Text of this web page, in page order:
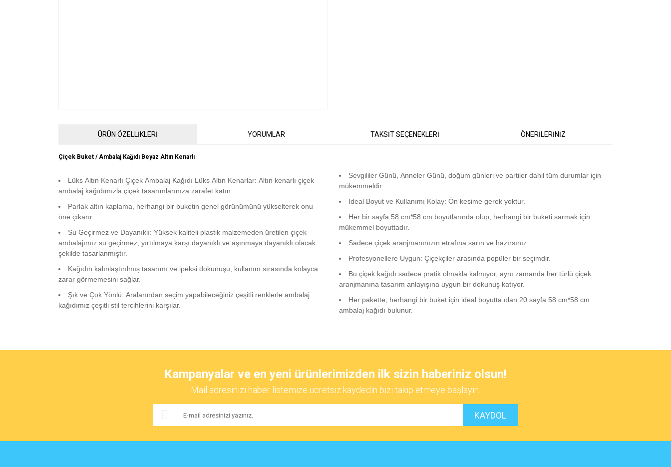
ÜRÜN ÖZELLİKLERİ YORUMLAR TAKSİT SEÇENEKLERİ ÖNERİLERİNİZ
Çiçek Buket / Ambalaj Kağıdı Beyaz Altın Kenarlı
Lüks Altın Kenarlı Çiçek Ambalaj Kağıdı Lüks Altın Kenarlar: Altın kenarlı çiçek
ambalaj kağıdımızla çiçek tasarımlarınıza zarafet katın.
Parlak altın kaplama, herhangi bir buketin genel görünümünü yükselterek onu
öne çıkarır.
Su Geçirmez ve Dayanıklı: Yüksek kaliteli plastik malzemeden üretilen çiçek
ambalajımız su geçirmez, yırtılmaya karşı dayanıklı ve aşınmaya dayanıklı olacak
şekilde tasarlanmıştır.
Kağıdın kalınlaştırılmış tasarımı ve ipeksi dokunuşu, kullanım sırasında kolayca
zarar görmemesini sağlar.
Şık ve Çok Yönlü: Aralarından seçim yapabileceğiniz çeşitli renklerle ambalaj
kağıdımız çeşitli stil tercihlerini karşılar.
Sevgililer Günü, Anneler Günü, doğum günleri ve partiler dahil tüm durumlar için
mükemmeldir.
İdeal Boyut ve Kullanımı Kolay: Ön kesime gerek yoktur.
Her bir sayfa 58 cm*58 cm boyutlarında olup, herhangi bir buketi sarmak için
mükemmel boyuttadır.
Sadece çiçek aranjmanınızın etrafına sarın ve hazırsınız.
Profesyonellere Uygun: Çiçekçiler arasında popüler bir seçimdir.
Bu çiçek kağıdı sadece pratik olmakla kalmıyor, aynı zamanda her türlü çiçek
aranjmanına tasarım anlayışına uygun bir dokunuş katıyor.
Her pakette, herhangi bir buket için ideal boyutta olan 20 sayfa 58 cm*58 cm
ambalaj kağıdı bulunur.
Yorum Yaz
Ürün resmi kalitesiz, bozuk veya görüntülenemiyor.
Kampanyalar ve en yeni ürünlerimizden ilk sizin haberiniz olsun!
Mail adresinizi haber listemize ücretsiz kaydedin bizi takip etmeye başlayın.
KAYDOL